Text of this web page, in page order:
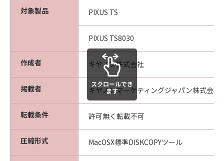
対象製品 PIXUS TS
PIXUS TS8030
作成者 キヤノン株式会社
掲載者 キヤノンマーケティングジャパン株式会社
転載条件 許可無く転載不可
圧縮形式 MacOSX標準DISKCOPYツール
スクロールでき
ます